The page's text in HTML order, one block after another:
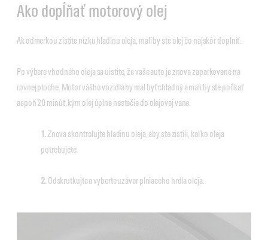
Ako dopĺňať motorový olej
Ak odmerkou zistíte nízku hladinu oleja, mali by ste olej čo najskôr doplniť.
Po výbere vhodného oleja sa uistite, že vaše auto je znova zaparkované na
rovnej ploche. Motor vášho vozidla by mal byť chladný a mali by ste počkať
aspoň 20 minút, kým olej úplne nestečie do olejovej vane.
1. Znova skontrolujte hladinu oleja, aby ste zistili, koľko oleja
potrebujete.
2. Odskrutkujte a vyberte uzáver plniaceho hrdla oleja.